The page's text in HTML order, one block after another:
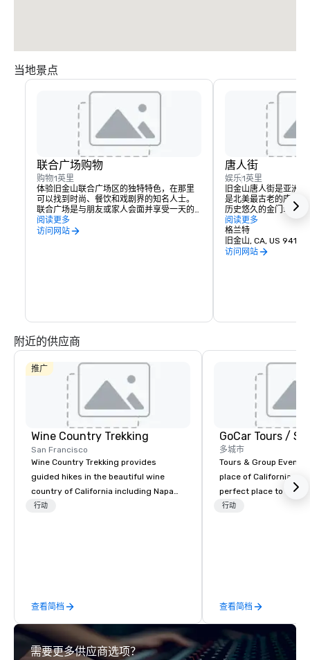
当地景点
联合广场购物
购物1英里
体验旧金山联合广场区的独特特色，在那里
可以找到时尚、餐饮和戏剧界的知名人士。
联合广场是与朋友或家人会面并享受一天的
购物、用餐、看戏或看电影的好地方。
阅读更多
访问网站
唐人街
娱乐1英里
旧金山唐人街是亚洲
是北美最古老的唐人
历史悠久的金门幸运
是如何制作的。前往
的克莱街的美国华人
社区的历史，或参观
阅读更多
格兰特
旧金山, CA, US 94108
访问网站
附近的供应商
推广
Wine Country Trekking
San Francisco
Wine Country Trekking provides
guided hikes in the beautiful wine
country of California including Napa
and Sonoma Valleys. These
day hikes we provide luxury self-
guided inn-to-in walking vacations
from the gateway City of San
Francisco to the California wine
行动
查看简档
多城市
Tours & Group Events
place of California.
perfect place to visit
mix fun with history
greatly enhanced by
scoreboard, photo,
3D navigation,
challenges presented
行动
查看简档
需要更多供应商选项？